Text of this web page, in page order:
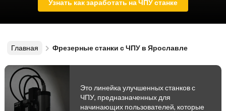
Узнать как заработать на ЧПУ станке
Главная Фрезерные станки с ЧПУ в Ярославле
Это линейка улучшенных станков с
ЧПУ, предназначенных для
начинающих пользователей, которые